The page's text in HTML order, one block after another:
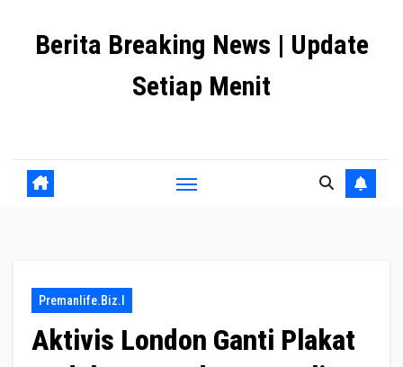
Berita Breaking News | Update
Setiap Menit
Premanlife.biz.i
Aktivis London Ganti Plakat